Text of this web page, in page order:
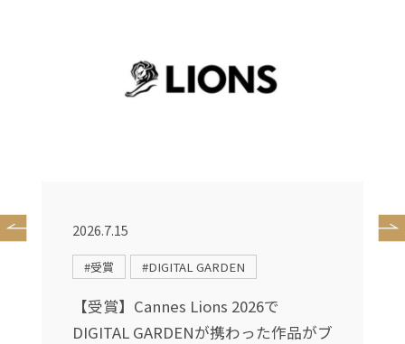
2026.7.15
#受賞 #DIGITAL GARDEN
【受賞】Cannes Lions 2026で
DIGITAL GARDENが携わった作品がブ